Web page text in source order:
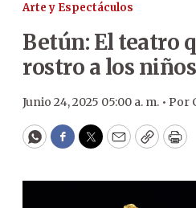
Arte y Espectáculos
Betún: El teatro
rostro a los
Junio 24, 2025 05:00 a. m. • Por
WhatsApp
Facebook
Twitter
EmailCopy